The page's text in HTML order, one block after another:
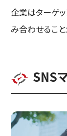
企業はターゲ
み合わせること
SNS